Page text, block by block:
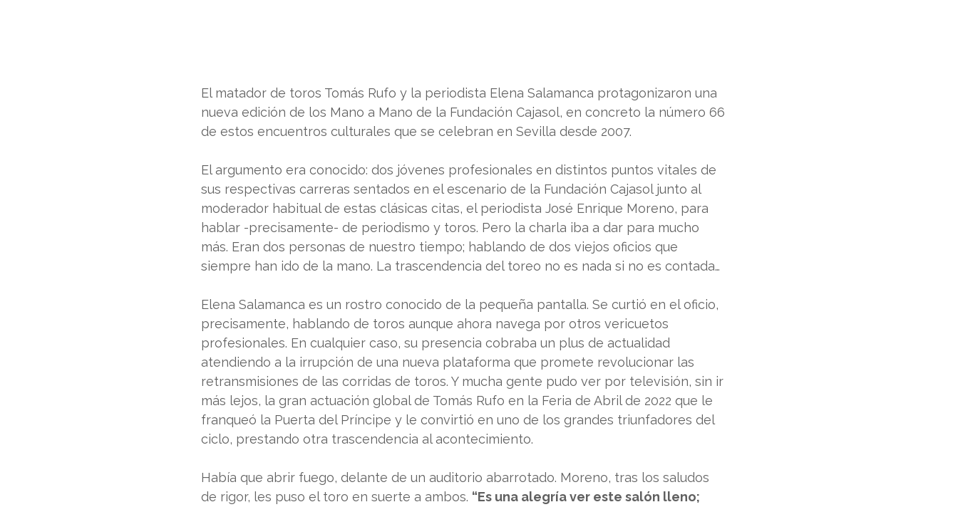
El matador de toros Tomás Rufo y la periodista Elena Salamanca protagonizaron una
nueva edición de los Mano a Mano de la Fundación Cajasol, en concreto la número 66
de estos encuentros culturales que se celebran en Sevilla desde 2007.
El argumento era conocido: dos jóvenes profesionales en distintos puntos vitales de
sus respectivas carreras sentados en el escenario de la Fundación Cajasol junto al
moderador habitual de estas clásicas citas, el periodista José Enrique Moreno, para
hablar -precisamente- de periodismo y toros. Pero la charla iba a dar para mucho
más. Eran dos personas de nuestro tiempo; hablando de dos viejos oficios que
siempre han ido de la mano. La trascendencia del toreo no es nada si no es contada…
Elena Salamanca es un rostro conocido de la pequeña pantalla. Se curtió en el oficio,
precisamente, hablando de toros aunque ahora navega por otros vericuetos
profesionales. En cualquier caso, su presencia cobraba un plus de actualidad
atendiendo a la irrupción de una nueva plataforma que promete revolucionar las
retransmisiones de las corridas de toros. Y mucha gente pudo ver por televisión, sin ir
más lejos, la gran actuación global de Tomás Rufo en la Feria de Abril de 2022 que le
franqueó la Puerta del Príncipe y le convirtió en uno de los grandes triunfadores del
ciclo, prestando otra trascendencia al acontecimiento.
Había que abrir fuego, delante de un auditorio abarrotado. Moreno, tras los saludos
de rigor, les puso el toro en suerte a ambos. “Es una alegría ver este salón lleno;